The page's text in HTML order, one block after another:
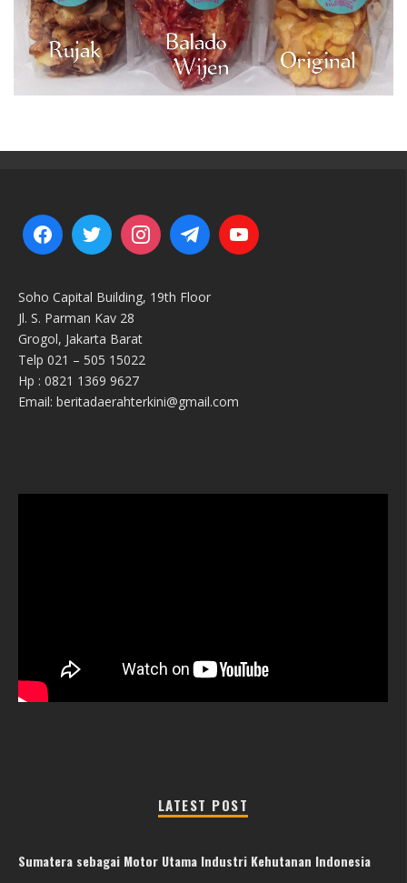
Soho Capital Building, 19th Floor
Jl. S. Parman Kav 28
Grogol, Jakarta Barat
Telp 021 – 505 15022
Hp : 0821 1369 9627
Email: beritadaerahterkini@gmail.com
LATEST POST
Sumatera sebagai Motor Utama Industri Kehutanan Indonesia